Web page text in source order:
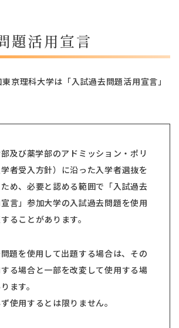
題活用宣言
京理科大学は「入試過去問題活用宣言」
部及び薬学部のアドミッション・ポリ
者受入方針）に沿った入学者選抜を
め、必要と認める範囲で「入試過去
言」参加大学の入試過去問題を使用
ることがあります。
問題を使用して出題する場合は、その
る場合と一部を改変して使用する場
ます。
使用するとは限りません。